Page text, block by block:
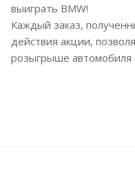
выиграть BMW!
Каждый заказ,
действия акции,
розыгрыше автомобиля